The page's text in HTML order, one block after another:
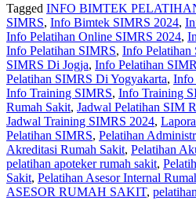
Tagged INFO BIMTEK
SIMRS, Info Bimtek SIMRS 2024,
Info Pelatihan Online SIMRS 2024,
Info Pelatihan SIMRS, Info Pelatihan
SIMRS Di Jogja, Info Pelatihan
Pelatihan SIMRS Di Yogyakarta, Info
Info Training SIMRS, Info Training
Rumah Sakit, Jadwal Pelatihan SIM
Jadwal Training SIMRS 2024,
Pelatihan SIMRS, Pelatihan
Akreditasi Rumah Sakit, Pelatihan
pelatihan apoteker rumah sakit,
Sakit, Pelatihan Asesor Internal
ASESOR RUMAH SAKIT,